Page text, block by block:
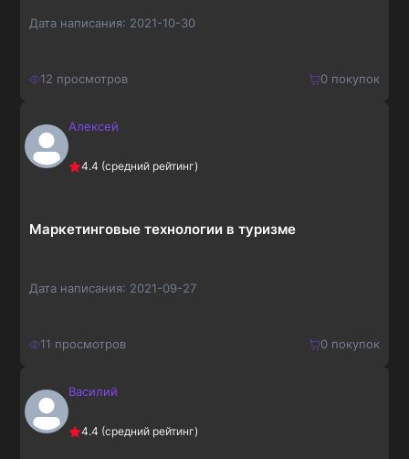
Дата написания: 2021-10-30
12 просмотров 0покупок
350 ₽Алексей
4.4 (средний рейтинг)
Маркетинговые технологии в туризме
Дата написания: 2021-09-27
11 просмотров 0покупок
160₽Василий
4.4 (средний рейтинг)